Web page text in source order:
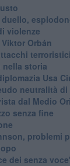
violenze
Orbán
terroristici
nella storia
Usa
neutralità di
dal Medio
senza fine
problemi
dei senza